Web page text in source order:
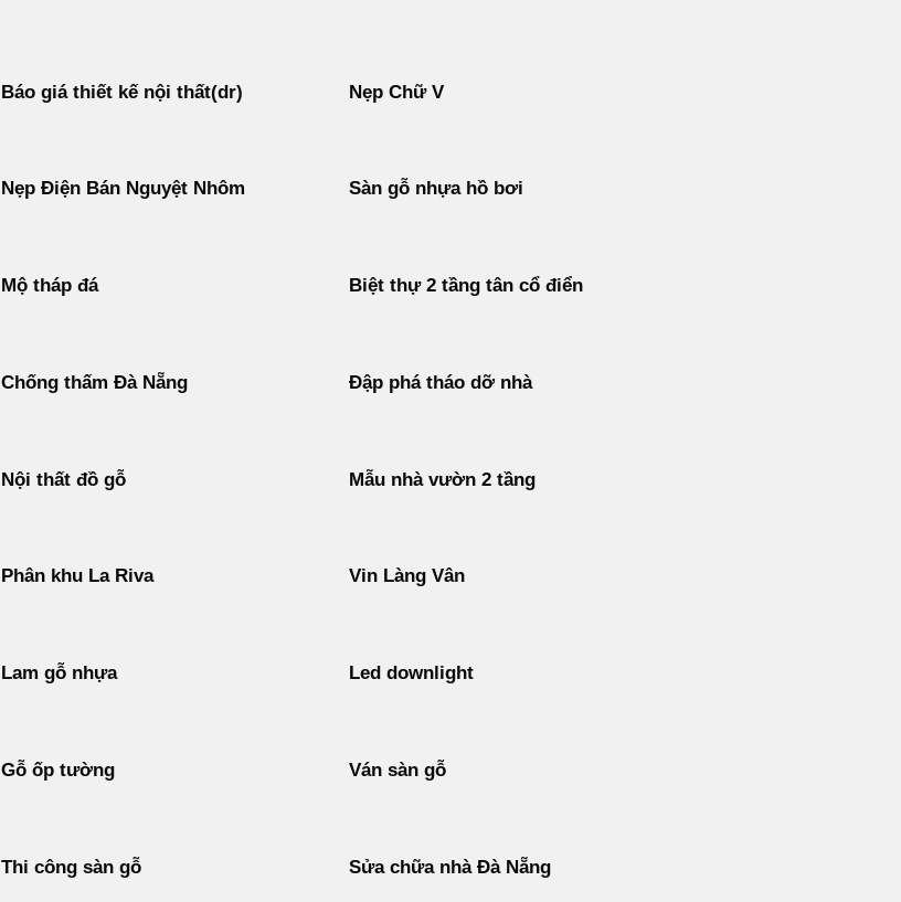
Báo giá thiết kế nội thất(dr) Nẹp Chữ V
Nẹp Điện Bán Nguyệt Nhôm Sàn gỗ nhựa hồ bơi
Mộ tháp đá Biệt thự 2 tầng tân cổ điển
Chống thấm Đà Nẵng Đập phá tháo dỡ nhà
Nội thất đồ gỗ Mẫu nhà vườn 2 tầng
Phân khu La Riva Vin Làng Vân
Lam gỗ nhựa Led downlight
Gỗ ốp tường Ván sàn gỗ
Thi công sàn gỗ Sửa chữa nhà Đà Nẵng